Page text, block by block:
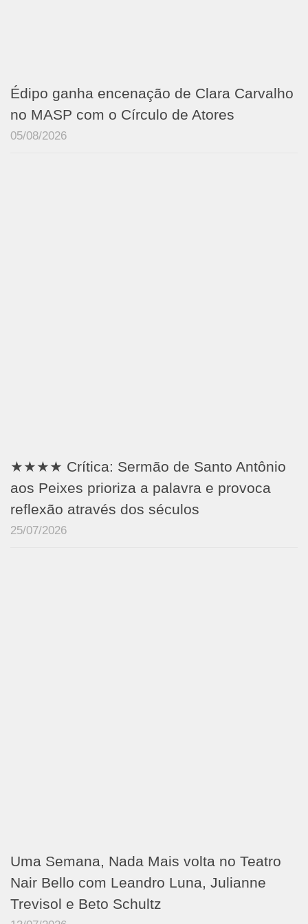
Édipo ganha encenação de Clara Carvalho
no MASP com o Círculo de Atores
05/08/2026
★★★★ Crítica: Sermão de Santo Antônio
aos Peixes prioriza a palavra e provoca
reflexão através dos séculos
25/07/2026
Uma Semana, Nada Mais volta no Teatro
Nair Bello com Leandro Luna, Julianne
Trevisol e Beto Schultz